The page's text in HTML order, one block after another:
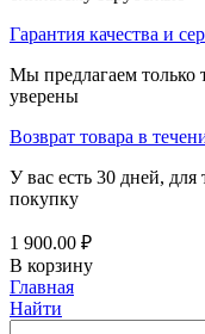
Гарантия качества и
Мы предлагаем только
уверены
Возврат товара в
У вас есть 30 дней,
покупку
1 900.00 ₽
В корзину
Главная
Найти